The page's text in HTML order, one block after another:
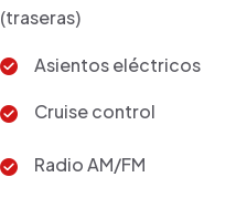
(traseras)
Asientos eléctricos
Cruise control
Radio AM/FM